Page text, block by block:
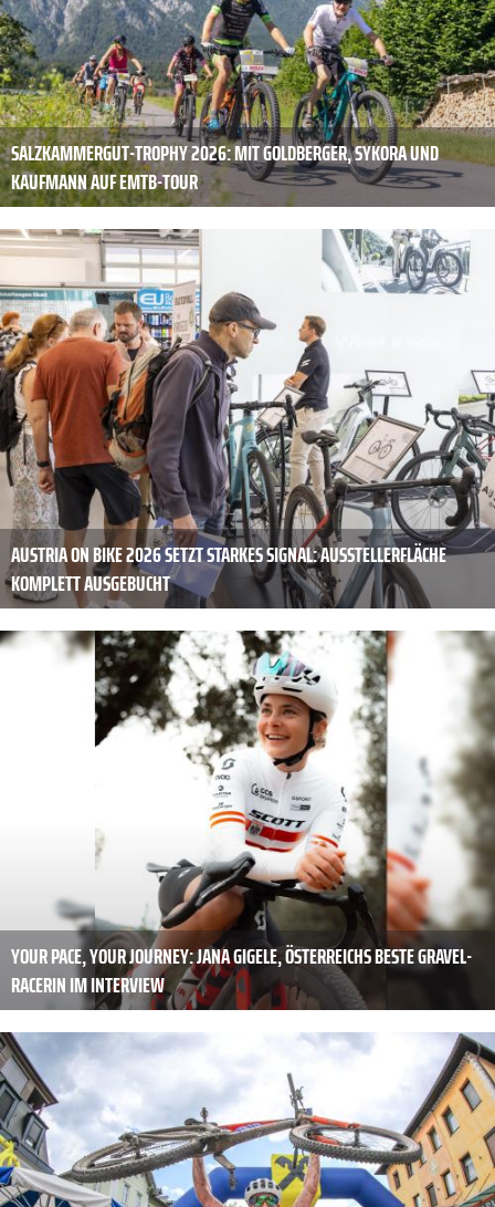
SALZKAMMERGUT-TROPHY 2026: MIT GOLDBERGER, SYKORA UND
KAUFMANN AUF EMTB-TOUR
AUSTRIA ON BIKE 2026 SETZT STARKES SIGNAL: AUSSTELLERFLÄCHE
KOMPLETT AUSGEBUCHT
YOUR PACE, YOUR JOURNEY: JANA GIGELE, ÖSTERREICHS BESTE GRAVEL-
RACERIN IM INTERVIEW